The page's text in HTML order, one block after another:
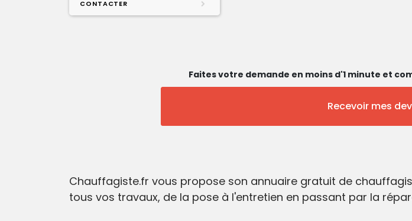
CONTACTER
Faites votre demande en moins d'1 minute et
Recevoir mes
Chauffagiste.fr vous propose son annuaire gratuit de
tous vos travaux, de la pose à l'entretien en passant par la